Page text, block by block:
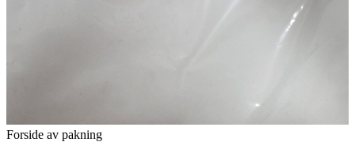
Forside av pakning